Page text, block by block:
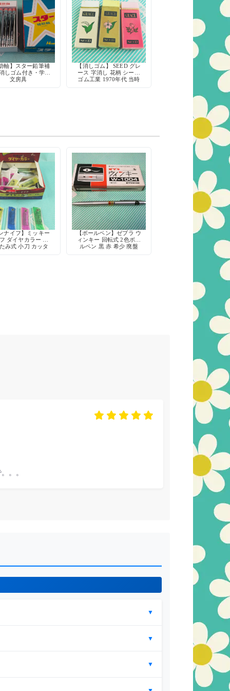
軸】スター鉛筆補
しゴム付き・学習
文房具
【消しゴム】 SEED グレ
ース 字消し 花柄 シード
ゴム工業 1970年代 当時
ナイフ】ミッキー
ダイヤカラー 折
み式 小刀 カッタ
【ボールペン】ゼブラ ウ
ィンキー 回転式 2色ボー
ルペン 黒 赤 希少 廃盤
。。
▼
▼
▼